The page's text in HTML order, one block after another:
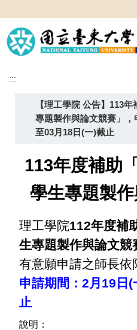
到
主
要
區
:::
【理工學院 公告】113
專題製作與論文競賽」，
至03月18日(一)截止
113年度補助
學生專題製作
理工學院112年度補
生專題製作與論文競
有意願申請之師長依
申請期間：2月19日
止
說明：